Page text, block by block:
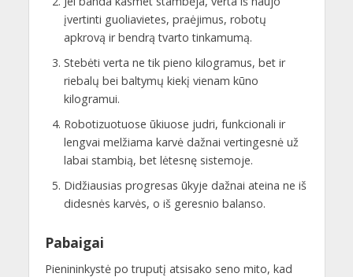
įvertinti guoliavietes, praėjimus, robotų
apkrovą ir bendrą tvarto tinkamumą.
Stebėti verta ne tik pieno kilogramus, bet ir
riebalų bei baltymų kiekį vienam kūno
kilogramui.
Robotizuotuose ūkiuose judri, funkcionali ir
lengvai melžiama karvė dažnai vertingesnė už
labai stambią, bet lėtesnę sistemoje.
Didžiausias progresas ūkyje dažnai ateina ne iš
didesnės karvės, o iš geresnio balanso.
Pabaigai
Pienininkystė po truputį atsisako seno mito, kad